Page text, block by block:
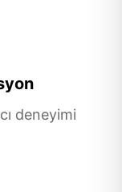
deneyimi